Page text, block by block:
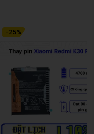
- 25%